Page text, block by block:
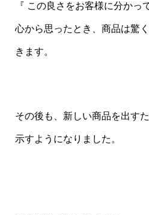
『 この良さをお客様に分かっ
心から思ったとき、商品は驚
きます。
その後も、新しい商品を出す
示すようになりました。